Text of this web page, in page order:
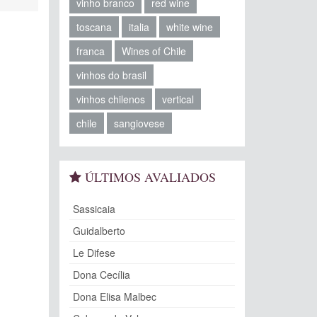
vinho branco
red wine
toscana
italia
white wine
franca
Wines of Chile
vinhos do brasil
vinhos chilenos
vertical
chile
sangiovese
ÚLTIMOS AVALIADOS
Sassicaia
Guidalberto
Le Difese
Dona Cecília
Dona Elisa Malbec